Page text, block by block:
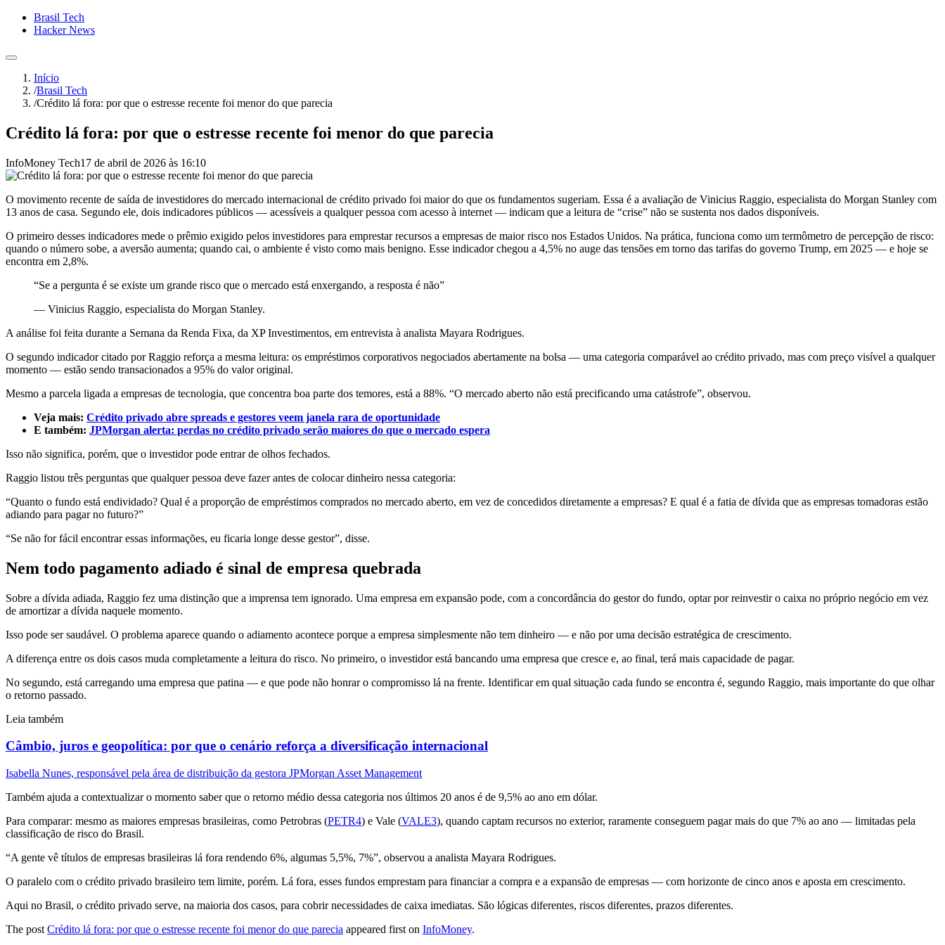
Brasil Tech
Hacker News
Início
/Brasil Tech
/Crédito lá fora: por que o estresse recente foi menor do que parecia
Crédito lá fora: por que o estresse recente foi menor do que parecia
InfoMoney Tech17 de abril de 2026 às 16:10
O movimento recente de saída de investidores do mercado internacional de crédito privado foi maior do que os fundamentos sugeriam. Essa é a avaliação de Vinicius Raggio, especialista do Morgan Stanley com
13 anos de casa. Segundo ele, dois indicadores públicos — acessíveis a qualquer pessoa com acesso à internet — indicam que a leitura de “crise” não se sustenta nos dados disponíveis.
O primeiro desses indicadores mede o prêmio exigido pelos investidores para emprestar recursos a empresas de maior risco nos Estados Unidos. Na prática, funciona como um termômetro de percepção de risco:
quando o número sobe, a aversão aumenta; quando cai, o ambiente é visto como mais benigno. Esse indicador chegou a 4,5% no auge das tensões em torno das tarifas do governo Trump, em 2025 — e hoje se
encontra em 2,8%.
“Se a pergunta é se existe um grande risco que o mercado está enxergando, a resposta é não”
— Vinicius Raggio, especialista do Morgan Stanley.
A análise foi feita durante a Semana da Renda Fixa, da XP Investimentos, em entrevista à analista Mayara Rodrigues.
O segundo indicador citado por Raggio reforça a mesma leitura: os empréstimos corporativos negociados abertamente na bolsa — uma categoria comparável ao crédito privado, mas com preço visível a qualquer
momento — estão sendo transacionados a 95% do valor original.
Mesmo a parcela ligada a empresas de tecnologia, que concentra boa parte dos temores, está a 88%. “O mercado aberto não está precificando uma catástrofe”, observou.
Veja mais: Crédito privado abre spreads e gestores veem janela rara de oportunidade
E também: JPMorgan alerta: perdas no crédito privado serão maiores do que o mercado espera
Isso não significa, porém, que o investidor pode entrar de olhos fechados.
Raggio listou três perguntas que qualquer pessoa deve fazer antes de colocar dinheiro nessa categoria:
“Quanto o fundo está endividado? Qual é a proporção de empréstimos comprados no mercado aberto, em vez de concedidos diretamente a empresas? E qual é a fatia de dívida que as empresas tomadoras estão
adiando para pagar no futuro?”
“Se não for fácil encontrar essas informações, eu ficaria longe desse gestor”, disse.
Nem todo pagamento adiado é sinal de empresa quebrada
Sobre a dívida adiada, Raggio fez uma distinção que a imprensa tem ignorado. Uma empresa em expansão pode, com a concordância do gestor do fundo, optar por reinvestir o caixa no próprio negócio em vez
de amortizar a dívida naquele momento.
Isso pode ser saudável. O problema aparece quando o adiamento acontece porque a empresa simplesmente não tem dinheiro — e não por uma decisão estratégica de crescimento.
A diferença entre os dois casos muda completamente a leitura do risco. No primeiro, o investidor está bancando uma empresa que cresce e, ao final, terá mais capacidade de pagar.
No segundo, está carregando uma empresa que patina — e que pode não honrar o compromisso lá na frente. Identificar em qual situação cada fundo se encontra é, segundo Raggio, mais importante do que olhar
o retorno passado.
Leia também
Câmbio, juros e geopolítica: por que o cenário reforça a diversificação internacional
Isabella Nunes, responsável pela área de distribuição da gestora JPMorgan Asset Management
Também ajuda a contextualizar o momento saber que o retorno médio dessa categoria nos últimos 20 anos é de 9,5% ao ano em dólar.
Para comparar: mesmo as maiores empresas brasileiras, como Petrobras (PETR4) e Vale (VALE3), quando captam recursos no exterior, raramente conseguem pagar mais do que 7% ao ano — limitadas pela
classificação de risco do Brasil.
“A gente vê títulos de empresas brasileiras lá fora rendendo 6%, algumas 5,5%, 7%”, observou a analista Mayara Rodrigues.
O paralelo com o crédito privado brasileiro tem limite, porém. Lá fora, esses fundos emprestam para financiar a compra e a expansão de empresas — com horizonte de cinco anos e aposta em crescimento.
Aqui no Brasil, o crédito privado serve, na maioria dos casos, para cobrir necessidades de caixa imediatas. São lógicas diferentes, riscos diferentes, prazos diferentes.
The post Crédito lá fora: por que o estresse recente foi menor do que parecia appeared first on InfoMoney.